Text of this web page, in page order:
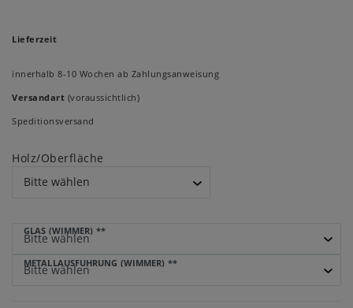
Lieferzeit
innerhalb 8-10 Wochen ab Zahlungsanweisung
Versandart (voraussichtlich)
Speditionsversand
Holz/Oberfläche
GLAS (WIMMER) **
METALLAUSFÜHRUNG (WIMMER) **